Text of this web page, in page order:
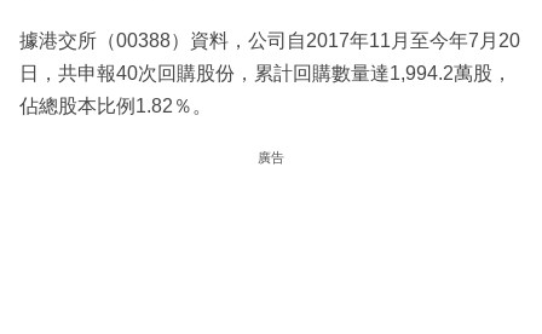
據港交所（00388）資料，公司自2017年11月至今年7月20
日，共申報40次回購股份，累計回購數量達1,994.2萬股，
佔總股本比例1.82％。
廣告